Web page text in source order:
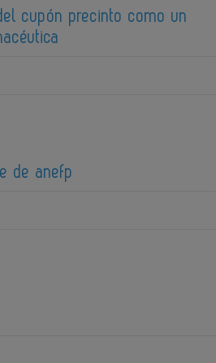
cupón precinto como un
de anefp